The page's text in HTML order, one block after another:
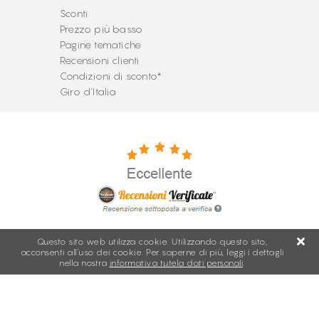
Questo sito web utilizza cookie. Utilizzando questo sito,
acconsenti all'uso dei cookie. Per saperne di più, leggi i dettagli
nella nostra informativa tutela dati personali.
Sconti
Prezzo più basso
Pagine tematiche
Recensioni clienti
Condizioni di sconto*
Giro d'Italia